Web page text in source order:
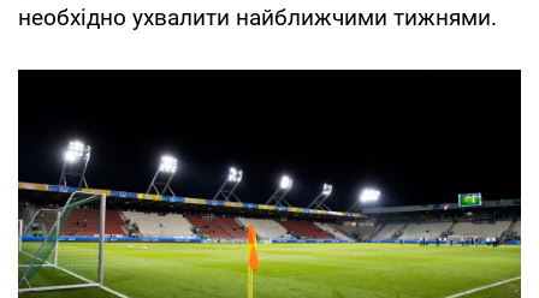
необхідно ухвалити найближчими тижнями.